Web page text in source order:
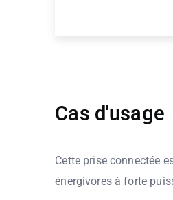
Cas d'usage
Cette prise connectée
énergivores à forte